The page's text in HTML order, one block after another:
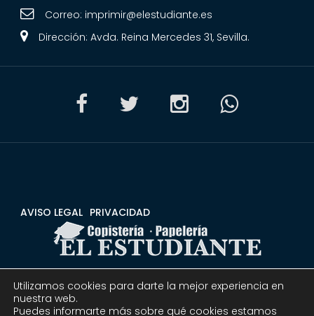
Correo: imprimir@elestudiante.es
Dirección: Avda. Reina Mercedes 31, Sevilla.
AVISO LEGAL PRIVACIDAD
CONDICIONES DEVOLUCIONES Y REEMBOLSOS
Utilizamos cookies para darte la mejor experiencia en
nuestra web.
Puedes informarte más sobre qué cookies estamos